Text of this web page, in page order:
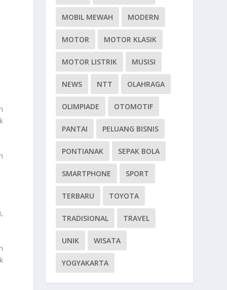
MOBIL MEWAH MODERN
MOTOR MOTOR KLASIK
MOTOR LISTRIK MUSISI
NEWS NTT OLAHRAGA
OLIMPIADE OTOMOTIF
PANTAI PELUANG BISNIS
PONTIANAK SEPAK BOLA
SMARTPHONE SPORT
TERBARU TOYOTA
TRADISIONAL TRAVEL
UNIK WISATA
YOGYAKARTA